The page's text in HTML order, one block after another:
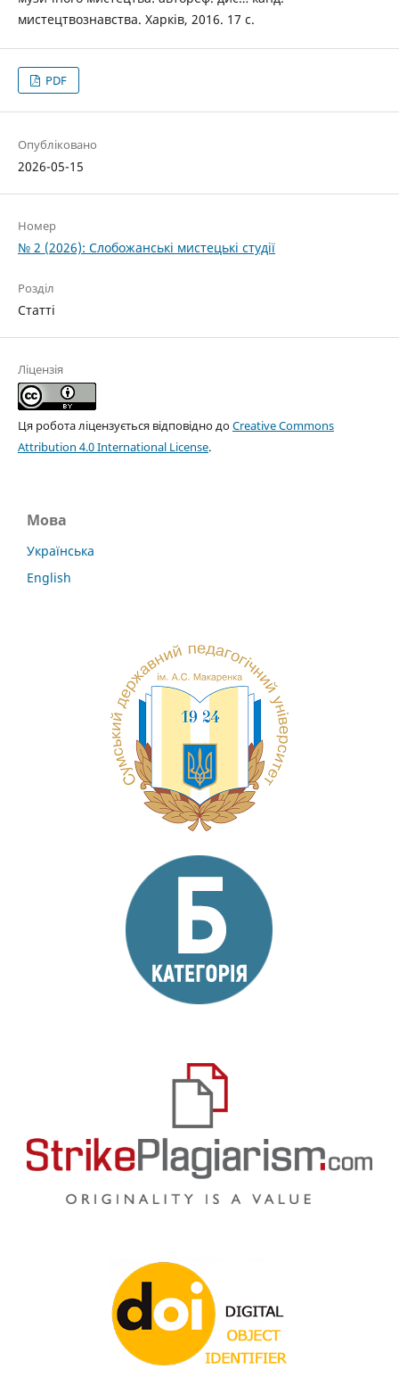
мистецтвознавства. Харків, 2016. 17 с.
PDF
Опубліковано
2026-05-15
Номер
№ 2 (2026): Слобожанські мистецькі студії
Розділ
Статті
Ліцензія
Ця робота ліцензується відповідно доCreative Commons
Attribution 4.0 International License.
Мова
Українська
English